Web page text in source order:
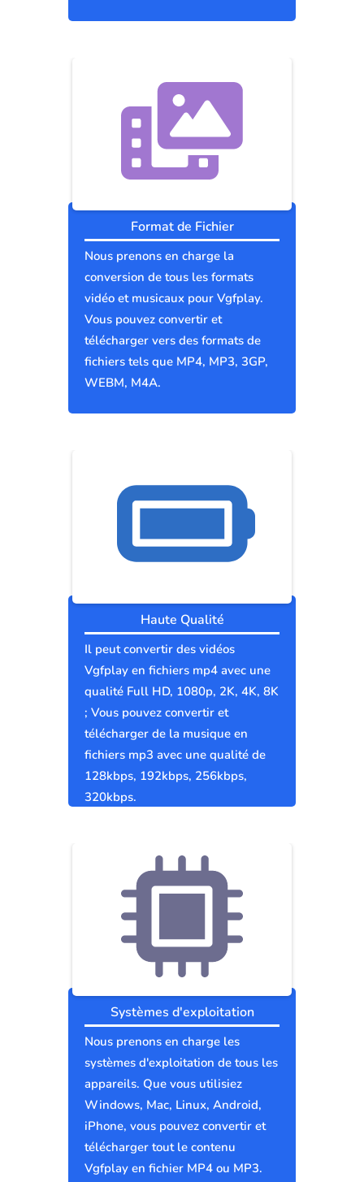
Format de Fichier
Nous prenons en charge la
conversion de tous les formats
vidéo et musicaux pour Vgfplay.
Vous pouvez convertir et
télécharger vers des formats de
fichiers tels que MP4, MP3, 3GP,
WEBM, M4A.
Haute Qualité
Il peut convertir des vidéos
Vgfplay en fichiers mp4 avec une
qualité Full HD, 1080p, 2K, 4K, 8K
; Vous pouvez convertir et
télécharger de la musique en
fichiers mp3 avec une qualité de
128kbps, 192kbps, 256kbps,
320kbps.
Systèmes d'exploitation
Nous prenons en charge les
systèmes d'exploitation de tous les
appareils. Que vous utilisiez
Windows, Mac, Linux, Android,
iPhone, vous pouvez convertir et
télécharger tout le contenu
Vgfplay en fichier MP4 ou MP3.